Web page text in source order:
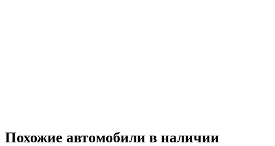
Похожие автомобили в наличии